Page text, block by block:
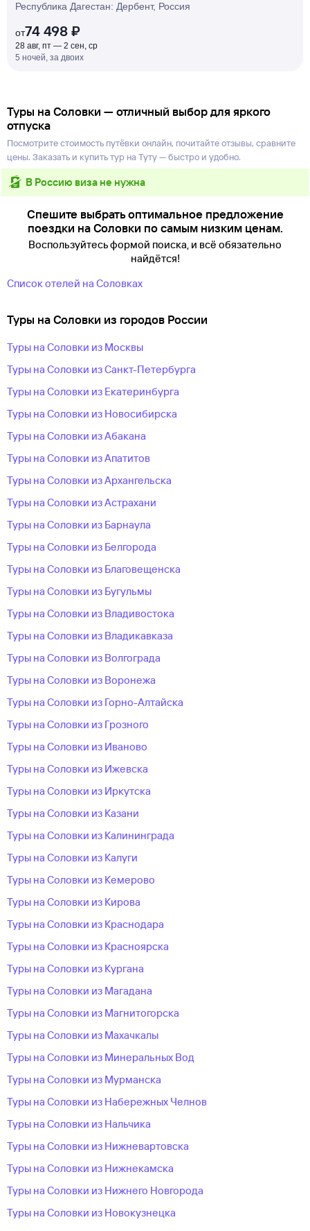
Республика Дагестан: Дербент, Россия
от74 498 ₽
28 авг, пт — 2 сен, ср
5 ночей, за двоих
Туры на Соловки — отличный выбор для яркого
отпуска
Посмотрите стоимость путёвки онлайн, почитайте отзывы, сравните
цены. Заказать и купить тур на Туту — быстро и удобно.
в Россию виза не нужна
Спешите выбрать оптимальное предложение
поездки на Соловки по самым низким ценам.
Воспользуйтесь формой поиска, и всё обязательно
найдётся!
Список отелей на Соловках
Туры на Соловки из городов России
Туры на Соловки из Москвы
Туры на Соловки из Санкт-Петербурга
Туры на Соловки из Екатеринбурга
Туры на Соловки из Новосибирска
Туры на Соловки из Абакана
Туры на Соловки из Апатитов
Туры на Соловки из Архангельска
Туры на Соловки из Астрахани
Туры на Соловки из Барнаула
Туры на Соловки из Белгорода
Туры на Соловки из Благовещенска
Туры на Соловки из Бугульмы
Туры на Соловки из Владивостока
Туры на Соловки из Владикавказа
Туры на Соловки из Волгограда
Туры на Соловки из Воронежа
Туры на Соловки из Горно-Алтайска
Туры на Соловки из Грозного
Туры на Соловки из Иваново
Туры на Соловки из Ижевска
Туры на Соловки из Иркутска
Туры на Соловки из Казани
Туры на Соловки из Калининграда
Туры на Соловки из Калуги
Туры на Соловки из Кемерово
Туры на Соловки из Кирова
Туры на Соловки из Краснодара
Туры на Соловки из Красноярска
Туры на Соловки из Кургана
Туры на Соловки из Магадана
Туры на Соловки из Магнитогорска
Туры на Соловки из Махачкалы
Туры на Соловки из Минеральных Вод
Туры на Соловки из Мурманска
Туры на Соловки из Набережных Челнов
Туры на Соловки из Нальчика
Туры на Соловки из Нижневартовска
Туры на Соловки из Нижнекамска
Туры на Соловки из Нижнего Новгорода
Туры на Соловки из Новокузнецка